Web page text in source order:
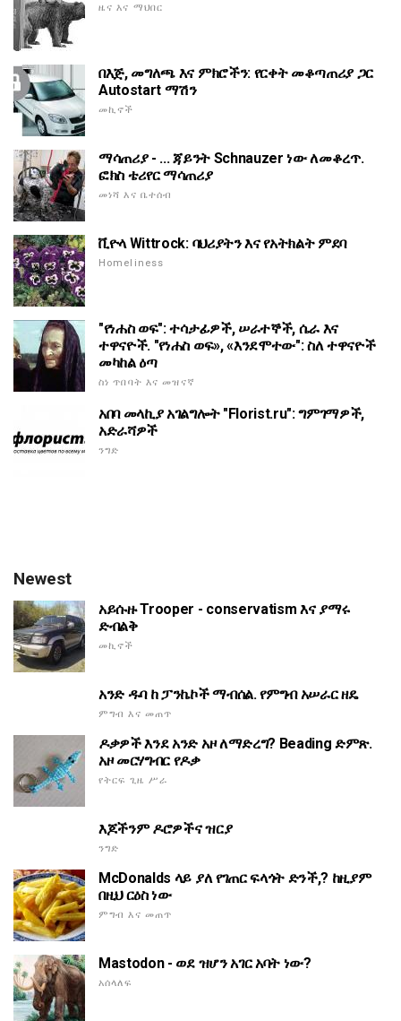
ዜና እና ማህበር
በእጅ, መግለጫ እና ምክሮችን: የርቀት መቆጣጠሪያ ጋር
Autostart ማሽን
መኪኖች
ማሳጠሪያ - ... ጃይንት Schnauzer ነው ለመቆረጥ.
ፎክስ ቴሪየር ማሳጠሪያ
መነሻ እና ቤተሰብ
ቪዮላ Wittrock: ባህሪያትን እና የአትክልት ምደባ
Homeliness
"የነሐስ ወፍ": ተሳታፊዎች, ሠራተኞች, ሴራ እና
ተዋናዮች. "የነሐስ ወፍ», «እንደሞተው": ስለ ተዋናዮች
መካከል ዕጣ
ስነ ጥበባት እና መዝናኛ
አበባ መላኪያ አገልግሎት "Florist.ru": ግምገማዎች,
አድራሻዎች
ንግድ
Newest
አይሱዙ Trooper - conservatism እና ያማሩ
ድብልቅ
መኪኖች
አንድ ዱባ ከ ፓንኬኮች ማብሰል. የምግብ አሠራር ዘዴ
ምግብ እና መጠጥ
ዶቃዎች እንደ አንድ አዞ ለማድረግ? Beading ድምጽ.
አዞ መርሃግብር የዶቃ
የትርፍ ጊዜ ሥራ
እጆችንም ዶሮዎችና ዝርያ
ንግድ
McDonalds ላይ ያለ የገጠር ፍላጎት ድንች,? ከዚያም
በዚህ ርዕስ ነው
ምግብ እና መጠጥ
Mastodon - ወደ ዝሆን አገር አባት ነው?
አሰላለፍ